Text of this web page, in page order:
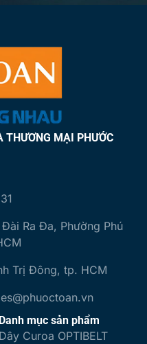
THƯƠNG MẠI PHƯỚC
Ra Đa, Phường Phú
Trị Đông, tp. HCM
Danh mục sản phẩm
Dây Curoa OPTIBELT